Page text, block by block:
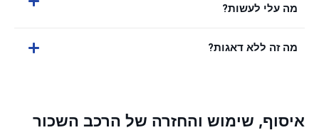
מה עלי לעשות?
מה זה ללא דאגות?
איסוף, שימוש והחזרה של הרכב השכור